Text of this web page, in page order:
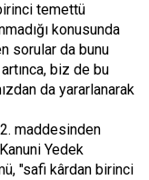
temettü
konusunda
sorular da bunu
biz de bu
da yararlanarak
maddesinden
Yedek
"safi kârdan birinci